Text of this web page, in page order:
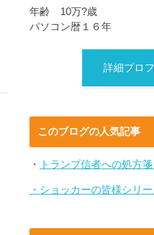
年齢 10万?歳
パソコン暦１６年
詳細プロ
このブログの人気記事
・ トランプ信者への処方
・ショッカーの皆様シリ